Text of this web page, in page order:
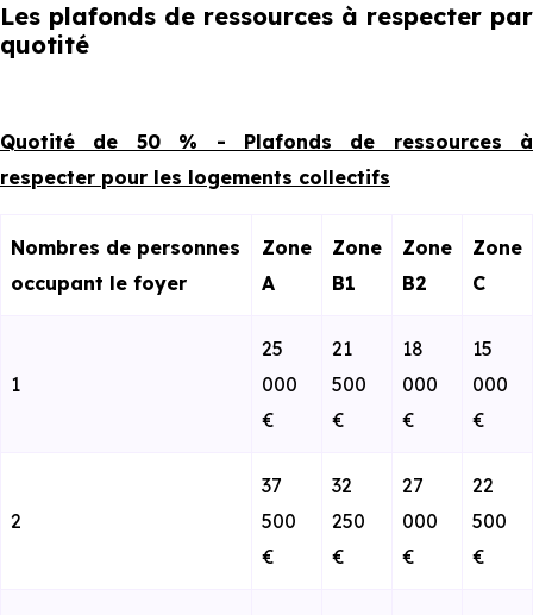
Les plafonds de ressources à respecter par
quotité
Quotité de 50 % - Plafonds de ressources à
respecter pour les logements collectifs
Nombres de personnes
occupant le foyer
Zone
A
Zone
B1
Zone
B2
Zone
C
1
25
000
€
21
500
€
18
000
€
15
000
€
2
37
500
€
32
250
€
27
000
€
22
500
€